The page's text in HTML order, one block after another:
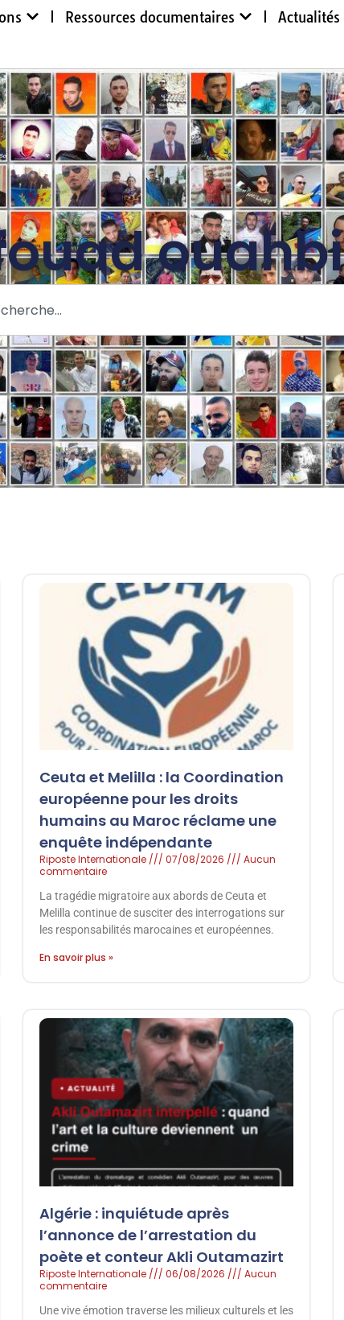
Ressources documentaires
Actualités
ouahbi
Ceuta et Melilla : la Coordination
européenne pour les droits
humains au Maroc réclame une
enquête indépendante
Riposte Internationale 07/08/2026
Aucun
commentaire
La tragédie migratoire aux abords de Ceuta et
Melilla continue de susciter des interrogations sur
les responsabilités marocaines et européennes.
En savoir plus »
Algérie : inquiétude après
l’annonce de l’arrestation du
poète et conteur Akli Outamazirt
Riposte Internationale 06/08/2026
Aucun
commentaire
Une vive émotion traverse les milieux culturels et les